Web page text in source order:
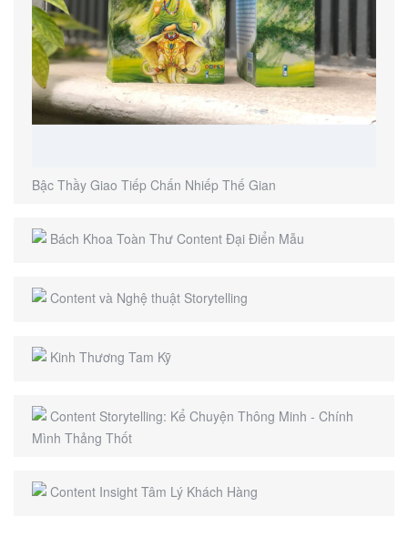
Bậc Thầy Giao Tiếp Chấn Nhiếp Thế Gian
Bách Khoa Toàn Thư Content Đại Điển Mẫu
Content và Nghệ thuật Storytelling
Kinh Thương Tam Kỹ
Content Storytelling: Kể Chuyện Thông Minh - Chính
Mình Thảng Thốt
Content Insight Tâm Lý Khách Hàng